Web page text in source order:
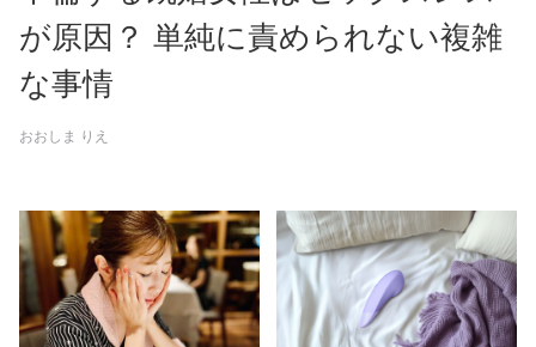
が原因？ 単純に責められない複雑
な事情
おおしま りえ